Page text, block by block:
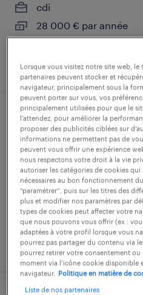
cdi
28 000 € par année
publié le 6 octobre 2025
auxiliaire de crèche
lyon, rhône
intérim
13,12 € par heure
publié le 7 juillet 2026
Lorsque vous visitez notre site web, le
partenaires peuvent stocker et
navigateur, principalement sous la
peuvent porter sur vous, vos
principalement utilisées pour que le
l’attendez, pour améliorer la
proposer des publicités ciblées sur
informations ne permettent pas de
peuvent vous offrir une expérience
nous respectons votre droit à la vie
autoriser les catégories de cookies
nécessaires au bon fonctionnement
“paramétrer”, puis sur les titres des
plus et modifier nos paramètres par
types de cookies peut affecter votre
que nous pouvons vous offrir (ex :
adaptées à votre profil lorsque vous
pourrez pas partager du contenu via
pourrez retirer votre consentement
moment via l’icône cookie disponible
navigateur. Politique en matière de
Liste de nos partenaires